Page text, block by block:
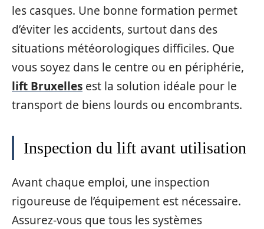
les casques. Une bonne formation permet
d’éviter les accidents, surtout dans des
situations météorologiques difficiles. Que
vous soyez dans le centre ou en périphérie,
lift Bruxelles est la solution idéale pour le
transport de biens lourds ou encombrants.
Inspection du lift avant utilisation
Avant chaque emploi, une inspection
rigoureuse de l’équipement est nécessaire.
Assurez-vous que tous les systèmes